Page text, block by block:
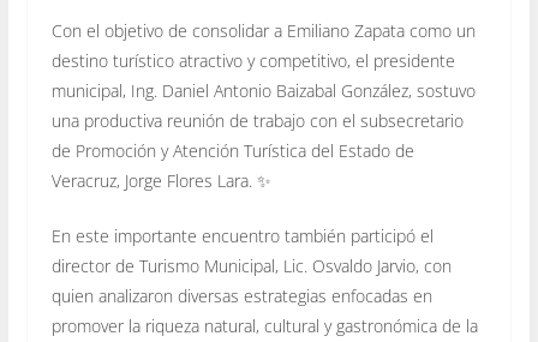
Con el objetivo de consolidar a Emiliano Zapata como un
destino turístico atractivo y competitivo, el presidente
municipal, Ing. Daniel Antonio Baizabal González, sostuvo
una productiva reunión de trabajo con el subsecretario
de Promoción y Atención Turística del Estado de
Veracruz, Jorge Flores Lara. ✨
En este importante encuentro también participó el
director de Turismo Municipal, Lic. Osvaldo Jarvio, con
quien analizaron diversas estrategias enfocadas en
promover la riqueza natural, cultural y gastronómica de la